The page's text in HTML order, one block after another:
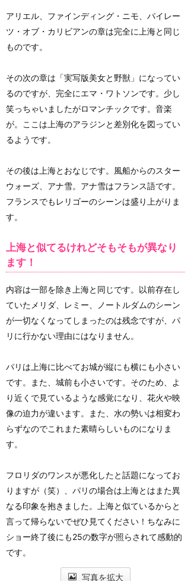
アリエル、ファインディング・ニモ、パイレー
ツ・オブ・カリビアンの章は完全に上海と同じ
ものです。
その次の章は「実写版美女と野獣」になってい
るのですが、完全にエマ・ワトソンです。少し
笑っちゃいましたがロマンチックです。音楽
が。ここは上海のアラジンと差別化を図ってい
るようです。
その後は上海とおなじです。風船からのスター
ウォーズ、アナ雪。アナ雪はフランス語です。
フランスでもレリゴーのシーンは盛り上がりま
す。
上海と似てるけれどそもそもが異なり
ます！
内容は一部を除き上海と同じです。以前存在し
ていたメリダ、レミー、ノートルダムのシーン
が一切なくなってしまったのは残念ですが、パ
リに行かない理由にはなりません。
パリは上海に比べてお城が縦にも横にも小さい
です。また、城前も小さいです。そのため、よ
り近くで見ているような感覚になり、花火や映
像の迫力が違います。また、水の勢いは相変わ
らずなのでこれまた素晴らしいものになりま
す。
フロリダのワンスが悪化したと話題になってお
りますが（笑）、パリの場合は上海とはまた異
なる印象を抱きました。上海と似ているからと
言って帰らないでぜひ見てください！ちなみに
ショー終了後にも25の数字が照らされて感動的
です。
写真を拡大